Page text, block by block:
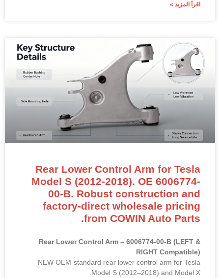
اقرأ المزيد »
Rear Lower Control Arm for Tesla
Model S (2012-2018). OE 6006774-
00-B. Robust construction and
factory-direct wholesale pricing
from COWIN Auto Parts.
Rear Lower Control Arm – 6006774-00-B (LEFT &
RIGHT Compatible)
NEW OEM-standard rear lower control arm for Tesla
Model S (2012–2018) and Model X.